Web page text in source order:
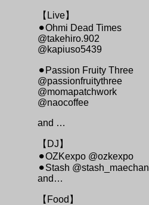
【Live】
⚫︎Ohmi Dead Times
@takehiro.902
@kapiuso5439
⚫︎Passion Fruity Three
@passionfruitythree
@momapatchwork
@naocoffee
and …
【DJ】
⚫︎OZKexpo @ozkexpo
⚫︎Stash @stash_maechan
and…
【Food】